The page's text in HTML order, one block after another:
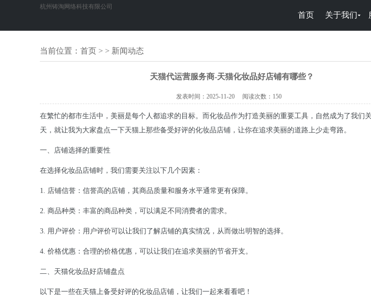
杭州铸淘网络科技有限公司
首页 关于我们
当前位置： 首页 > > 新闻动态
天猫代运营服务商-天猫化妆品好店铺有哪些？
发表时间： 2025-11-20阅读次数： 150
在繁忙的都市生活中，美丽是每个人都追求的目标。而化妆品作为打造美丽的重要工具，自然成为了我们
天，就让我为大家盘点一下天猫上那些备受好评的化妆品店铺，让你在追求美丽的道路上少走弯路。
一、店铺选择的重要性
在选择化妆品店铺时，我们需要关注以下几个因素：
1. 店铺信誉：信誉高的店铺，其商品质量和服务水平通常更有保障。
2. 商品种类：丰富的商品种类，可以满足不同消费者的需求。
3. 用户评价：用户评价可以让我们了解店铺的真实情况，从而做出明智的选择。
4. 价格优惠：合理的价格优惠，可以让我们在追求美丽的节省开支。
二、天猫化妆品好店铺盘点
以下是一些在天猫上备受好评的化妆品店铺，让我们一起来看看吧！